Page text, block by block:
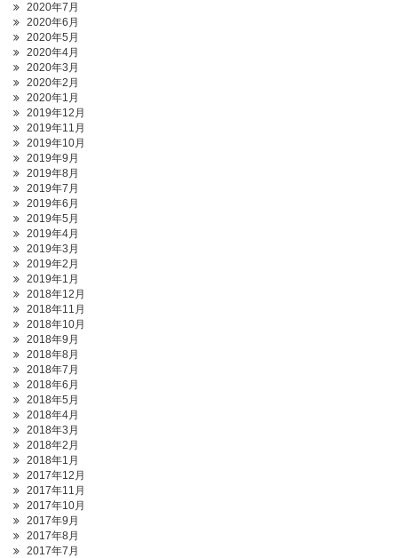
2020年7月
2020年6月
2020年5月
2020年4月
2020年3月
2020年2月
2020年1月
2019年12月
2019年11月
2019年10月
2019年9月
2019年8月
2019年7月
2019年6月
2019年5月
2019年4月
2019年3月
2019年2月
2019年1月
2018年12月
2018年11月
2018年10月
2018年9月
2018年8月
2018年7月
2018年6月
2018年5月
2018年4月
2018年3月
2018年2月
2018年1月
2017年12月
2017年11月
2017年10月
2017年9月
2017年8月
2017年7月